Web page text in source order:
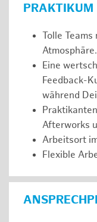
PRAKTIKUM
Tolle
Atmosphäre.
Eine
Feedback-
während
Afterworks
Arbeitsort
Flexible